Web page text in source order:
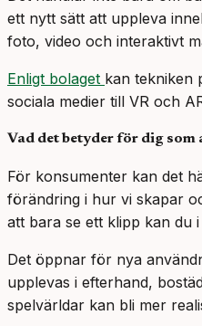
ett nytt sätt att uppleva
foto, video och interaktivt
Enligt bolaget kan tekniken
sociala medier till VR och
Vad det betyder för dig som
För konsumenter kan det
förändring i hur vi skapar
att bara se ett klipp kan du
Det öppnar för nya
upplevas i efterhand,
spelvärldar kan bli mer